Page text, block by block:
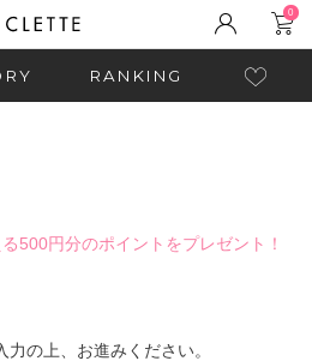
0
RANKING
500円分のポイントをプレゼント！
の上、お進みください。